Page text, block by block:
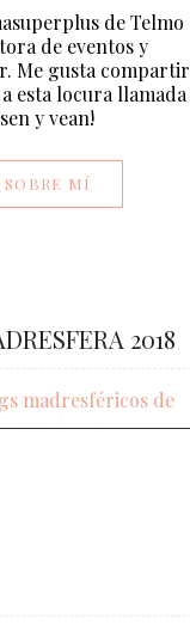
de Telmo
de eventos y
Me gusta compartir
esta locura llamada
y vean!
SOBRE MÍ
2018